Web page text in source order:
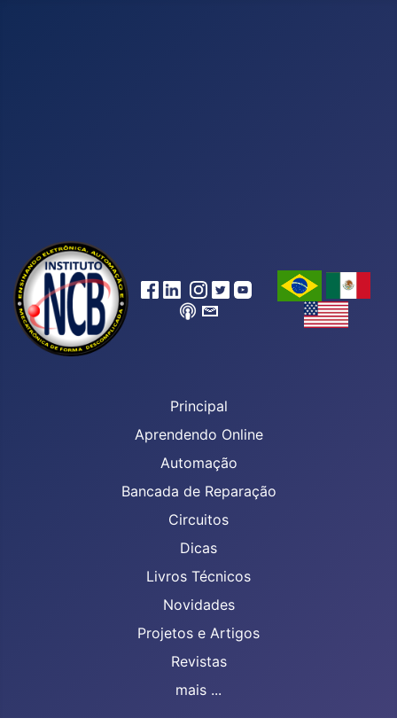
Principal
Aprendendo Online
Automação
Bancada de Reparação
Circuitos
Dicas
Livros Técnicos
Novidades
Projetos e Artigos
Revistas
mais ...